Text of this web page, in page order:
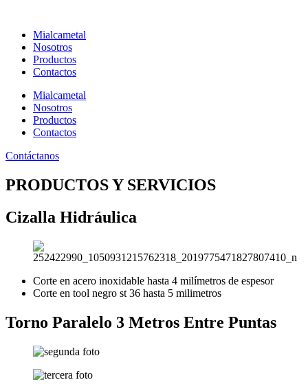
contenidoMialcametal
Nosotros
Productos
Contactos
Mialcametal
Nosotros
Productos
Contactos
Contáctanos
PRODUCTOS Y SERVICIOS
Cizalla Hidráulica
Corte en acero inoxidable hasta 4 milímetros de espesor
Corte en tool negro st 36 hasta 5 milimetros
Torno Paralelo 3 Metros Entre Puntas